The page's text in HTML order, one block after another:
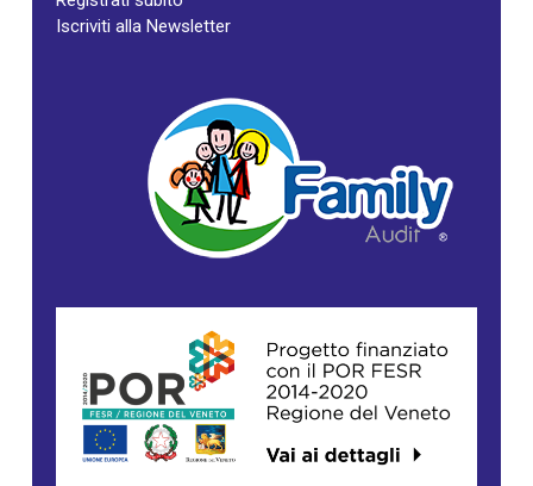
Iscriviti alla Newsletter